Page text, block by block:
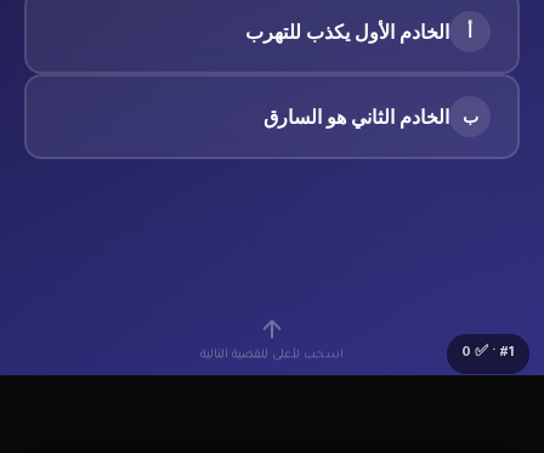
الخادم الأول يكذب للتهرب
ب الخادم الثاني هو السارق
اسحب لأعلى للقضية التالية #1
· ✅
0